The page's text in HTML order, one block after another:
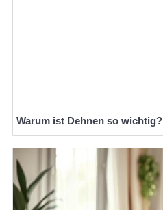
Warum ist Dehnen so wichtig?